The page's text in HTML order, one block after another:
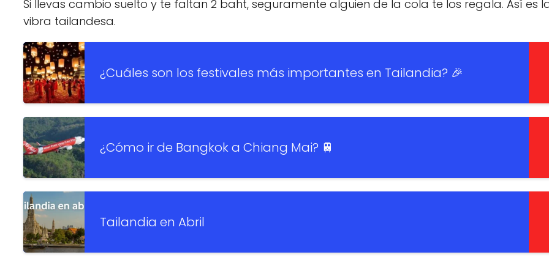
Si llevas cambio suelto y te faltan 2 baht, seguramente alguien de la cola te los regala. Así es
vibra tailandesa.
¿Cuáles son los festivales más importantes en Tailandia? 🎉
¿Cómo ir de Bangkok a Chiang Mai? 🚆
Tailandia en Abril